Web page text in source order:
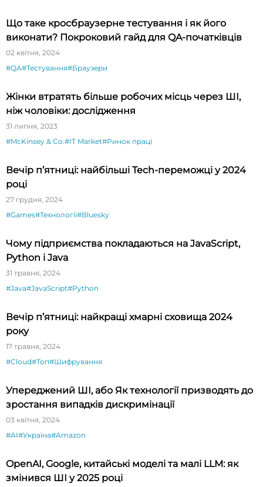
Що таке кросбраузерне тестування і як його
виконати? Покроковий гайд для QA-початківців
02 квітня, 2024
#QA#Тестування#Браузери
Жінки втратять більше робочих місць через ШІ,
ніж чоловіки: дослідження
31 липня, 2023
#McKinsey & Co.#IT Market#Ринок праці
Вечір п’ятниці: найбільші Tech-переможці у 2024
році
27 грудня, 2024
#Games#Технології#Bluesky
Чому підприємства покладаються на JavaScript,
Python і Java
31 травня, 2024
#Java#JavaScript#Python
Вечір п’ятниці: найкращі хмарні сховища 2024
року
17 травня, 2024
#Cloud#Топ#Шифрування
Упереджений ШІ, або Як технології призводять до
зростання випадків дискримінації
03 квітня, 2024
#AI#Україна#Amazon
OpenAI, Google, китайські моделі та малі LLM: як
змінився ШІ у 2025 році